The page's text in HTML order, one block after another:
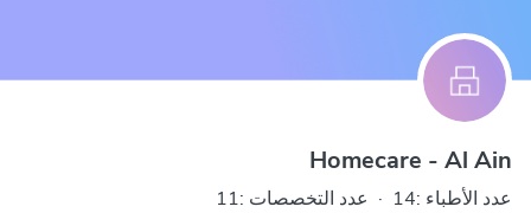
Homecare - Al Ain
عدد الأطباء :14 · عدد التخصصات :11